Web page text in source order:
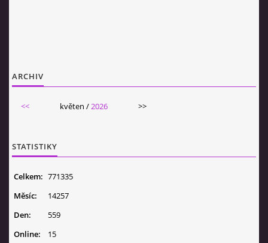
ARCHIV
<< květen /2026 >>
STATISTIKY
Online: 15
Celkem: 771335
Měsíc:
14257
Den:
559